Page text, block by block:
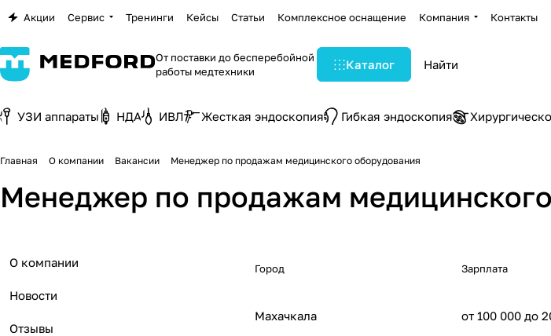
Акции Сервис Тренинги Кейсы Статьи Комплексное оснащение Компания Контакты
От поставки до бесперебойной
работы медтехники
Каталог
УЗИ аппараты НДА ИВЛ Жесткая эндоскопия Гибкая эндоскопия
Главная О компании Вакансии Менеджер по продажам медицинского оборудования
Менеджер по продажам
Город
Махачкала
Зарплата
от 100 000 до
О компании
Новости
Отзывы